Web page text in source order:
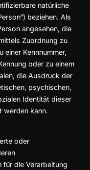
natürliche
beziehen. Als
angesehen, die
Zuordnung zu
einer Kennnummer,
oder zu einem
die Ausdruck der
psychischen,
Identität dieser
werden kann.
oder
für die Verarbeitung